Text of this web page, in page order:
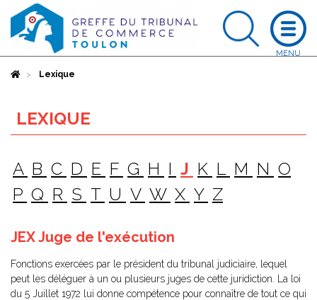
AccueilLexique
LEXIQUE
A B C D E F G H I J K L M N O
P Q R S T U V W X Y Z
JEX Juge de l'exécution
Fonctions exercées par le président du tribunal judiciaire, lequel
peut les déléguer à un ou plusieurs juges de cette juridiction. La loi
du 5 Juillet 1972 lui donne compétence pour connaître de tout ce qui